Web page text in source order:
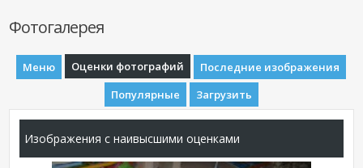
Фотогалерея
Меню Оценки фотографий
Последние изображения
Популярные
Загрузить
Изображения с наивысшими оценками